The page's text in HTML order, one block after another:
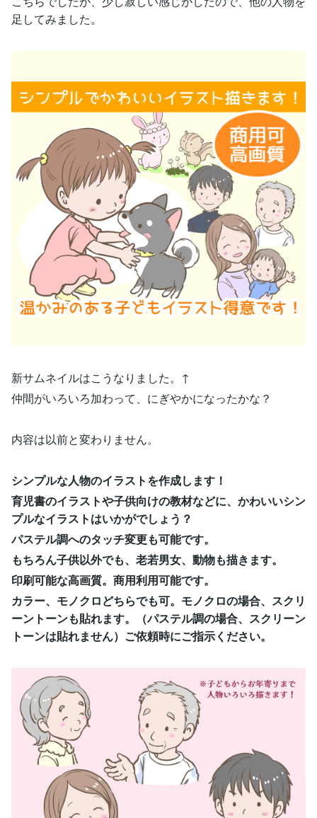
足してみました。
新サムネイルはこうなりました。↑
仲間がいろいろ加わって、にぎやかになったかな？
内容は以前と変わりません。
シンプルな人物のイラストを作成します！
育児書のイラストや子供向けの教材などに、かわいいシン
プルなイラストはいかがでしょう？
パステル調へのタッチ変更も可能です。
もちろん子供以外でも、老若男女、動物も描きます。
印刷可能な高画質。商用利用可能です。
カラー、モノクロどちらでも可。モノクロの場合、スクリ
ーントーンも貼れます。（パステル調の場合、スクリーン
トーンは貼れません）ご依頼時にご指示ください。